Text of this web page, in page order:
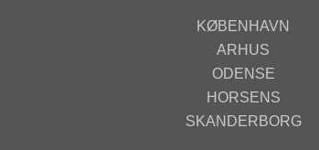
KØBENHAVN
ARHUS
ODENSE
HORSENS
SKANDERBORG